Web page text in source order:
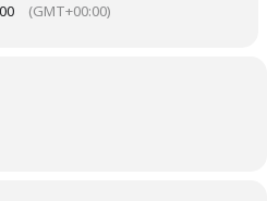
(GMT+00:00)